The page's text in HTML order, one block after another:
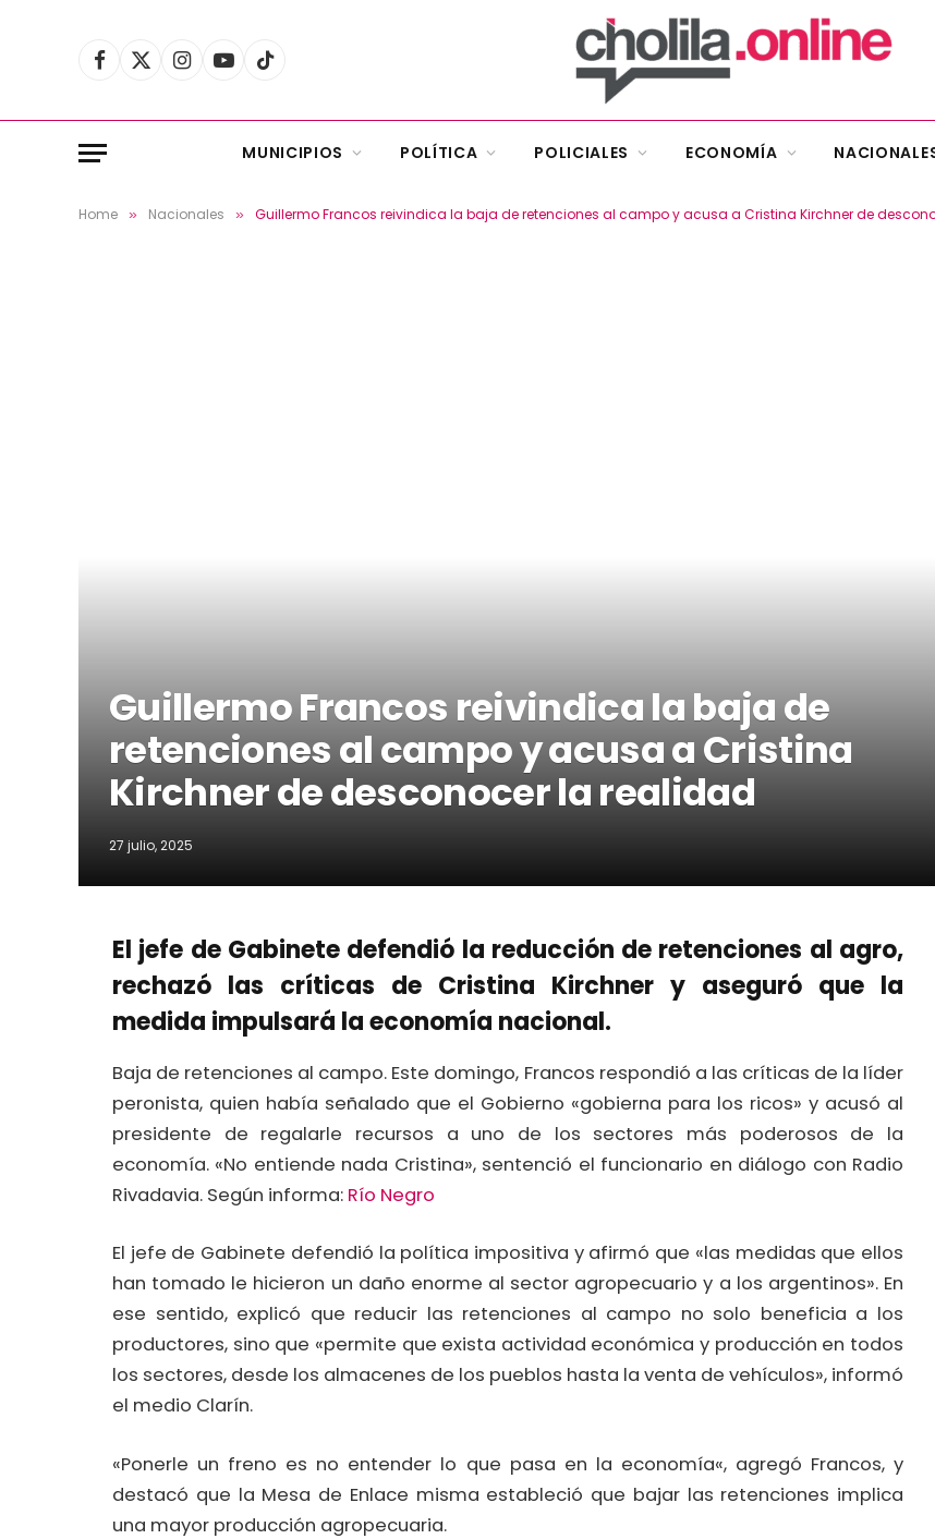
Facebook
X
Instagram
YouTubeTikTok
MUNICIPIOS POLÍTICA POLICIALES ECONOMÍA
Home » Nacionales » Guillermo Francos reivindica la baja de retenciones al campo y acusa a Cristina Kirchner de
Guillermo Francos reivindica la baja de
retenciones al campo y acusa a Cristina
Kirchner de desconocer la realidad
27 julio, 2025
El jefe de Gabinete defendió la reducción de retenciones al agro,
rechazó las críticas de Cristina Kirchner y aseguró que la
medida impulsará la economía nacional.
Baja de retenciones al campo. Este domingo, Francos respondió a las críticas de la líder
peronista, quien había señalado que el Gobierno «gobierna para los ricos» y acusó al
presidente de regalarle recursos a uno de los sectores más poderosos de la
economía. «No entiende nada Cristina», sentenció el funcionario en diálogo con Radio
Rivadavia. Según informa: Río Negro
El jefe de Gabinete defendió la política impositiva y afirmó que «las medidas que ellos
han tomado le hicieron un daño enorme al sector agropecuario y a los argentinos». En
ese sentido, explicó que reducir las retenciones al campo no solo beneficia a los
productores, sino que «permite que exista actividad económica y producción en todos
los sectores, desde los almacenes de los pueblos hasta la venta de vehículos», informó
el medio Clarín.
«Ponerle un freno es no entender lo que pasa en la economía«, agregó Francos, y
destacó que la Mesa de Enlace misma estableció que bajar las retenciones implica
una mayor producción agropecuaria.